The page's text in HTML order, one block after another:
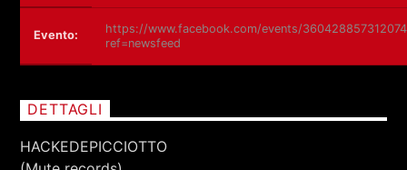
TRACCIA CORRENTE
STRANIERE
RCA - Radio città aperta
Evento:
https://www.facebook.com/events/
ref=newsfeed
DETTAGLI
HACKEDEPICCIOTTO